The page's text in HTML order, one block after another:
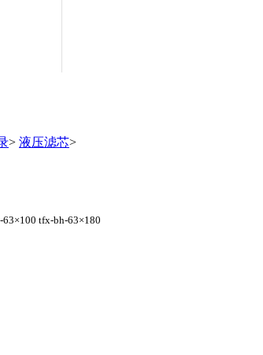
> 液压滤芯>
tfx-bh-63×180